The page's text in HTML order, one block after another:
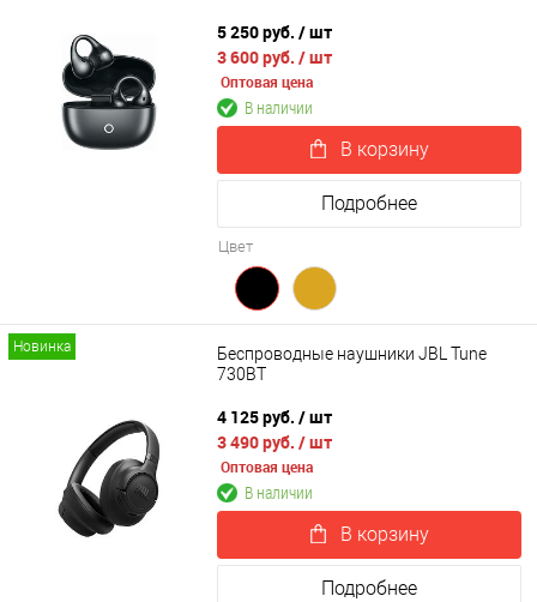
5 250 руб. / шт
3 600 руб. / шт
Оптовая цена
В наличии
В корзину
Подробнее
Цвет
Новинка
Беспроводные наушники JBL Tune
730BT
4 125 руб. / шт
3 490 руб. / шт
Оптовая цена
В наличии
В корзину
Подробнее